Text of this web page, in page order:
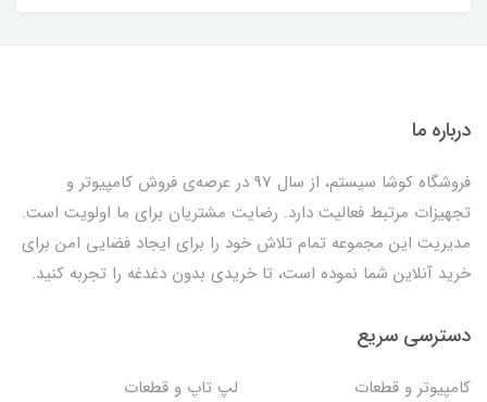
درباره ما
فروشگاه کوشا سیستم، از سال 97 در عرصه‌ی فروش کامپیوتر و
تجهیزات مرتبط فعالیت دارد. رضایت مشتریان برای ما اولویت است.
مدیریت این مجموعه تمام تلاش خود را برای ایجاد فضایی امن برای
خرید آنلاین شما نموده است، تا خریدی بدون دغدغه را تجربه کنید.
دسترسی سریع
کامپیوتر و قطعات لپ تاپ و قطعات